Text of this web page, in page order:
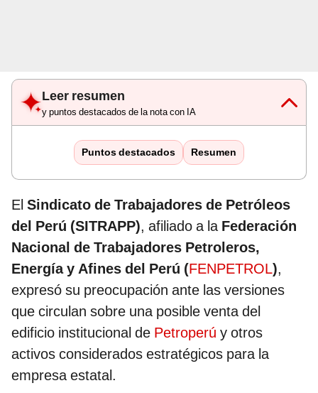
Leer resumen
y puntos destacados de la nota con IA
Puntos destacados Resumen
El Sindicato de Trabajadores de Petróleos
del Perú (SITRAPP), afiliado a la Federación
Nacional de Trabajadores Petroleros,
Energía y Afines del Perú (FENPETROL),
expresó su preocupación ante las versiones
que circulan sobre una posible venta del
edificio institucional de Petroperú y otros
activos considerados estratégicos para la
empresa estatal.